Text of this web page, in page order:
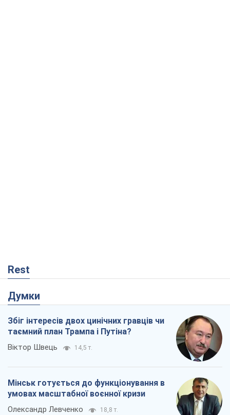
Rest
Думки
Збіг інтересів двох цинічних гравців чи
таємний план Трампа і Путіна?
Віктор Швець 14,5 т.
Мінськ готується до функціонування в
умовах масштабної воєнної кризи
Олександр Левченко 18,8 т.